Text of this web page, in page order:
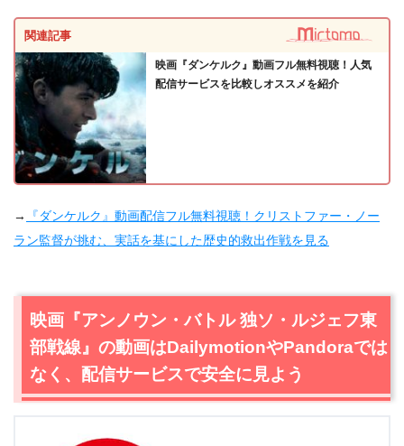
関連記事
映画『ダンケルク』動画フル無料視聴！人気
配信サービスを比較しオススメを紹介
→
『ダンケルク』動画配信フル無料視聴！クリストファー・ノー
ラン監督が挑む、実話を基にした歴史的救出作戦を見る
映画『アンノウン・バトル 独ソ・ルジェフ東
部戦線』の動画はDailymotionやPandoraでは
なく、配信サービスで安全に見よう